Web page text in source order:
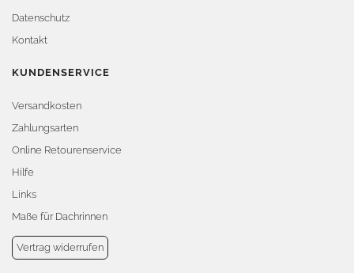
Datenschutz
Kontakt
KUNDENSERVICE
Versandkosten
Zahlungsarten
Online Retourenservice
Hilfe
Links
Maße für Dachrinnen
Vertrag widerrufen